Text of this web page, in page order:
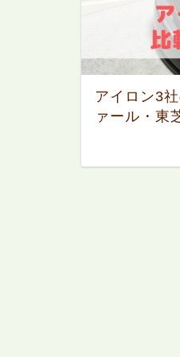
アイロン3
ァール・東